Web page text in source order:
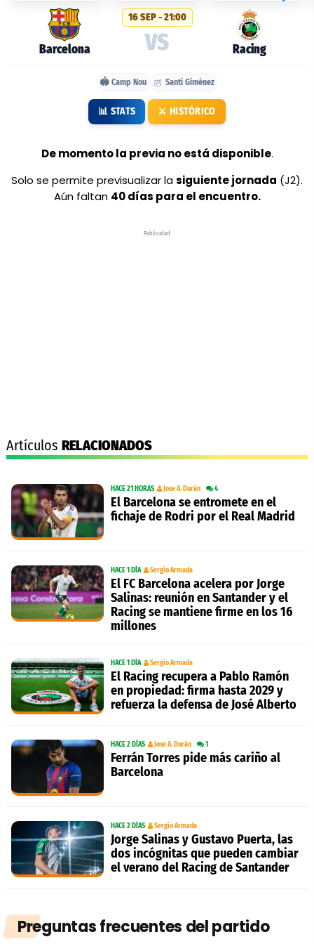
Barcelona
Barcelona
16 SEP - 21:00
VS Racing
🏟️ Camp Nou Santi Giménez
📊 STATS ⚔️ HISTÓRICO
De momento la previa no está disponible.
Solo se permite previsualizar lasiguiente jornada (J2).
Aún faltan 40 días para el encuentro.
Publicidad
Artículos RELACIONADOS
HACE 21 HORAS Jose A. Durán 4
El Barcelona se entromete en el
fichaje de Rodri por el Real Madrid
HACE 1 DÍA Sergio Armada
El FC Barcelona acelera por Jorge
Salinas: reunión en Santander y el
Racing se mantiene firme en los 16
millones
HACE 1 DÍA Sergio Armada
El Racing recupera a Pablo Ramón
en propiedad: firma hasta 2029 y
refuerza la defensa de José Alberto
HACE 2 DÍAS Jose A. Durán 1
Ferrán Torres pide más cariño al
Barcelona
HACE 2 DÍAS Sergio Armada
Jorge Salinas y Gustavo Puerta, las
dos incógnitas que pueden cambiar
el verano del Racing de Santander
Preguntas frecuentes del partido